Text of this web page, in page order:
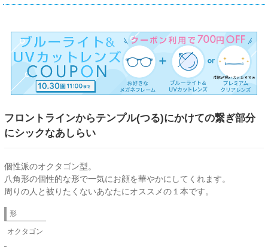
フロントラインからテンプル(つる)にかけての繋ぎ部分
にシックなあしらい
個性派のオクタゴン型。
八角形の個性的な形で一気にお顔を華やかにしてくれます。
周りの人と被りたくないあなたにオススメの１本です。
形
オクタゴン